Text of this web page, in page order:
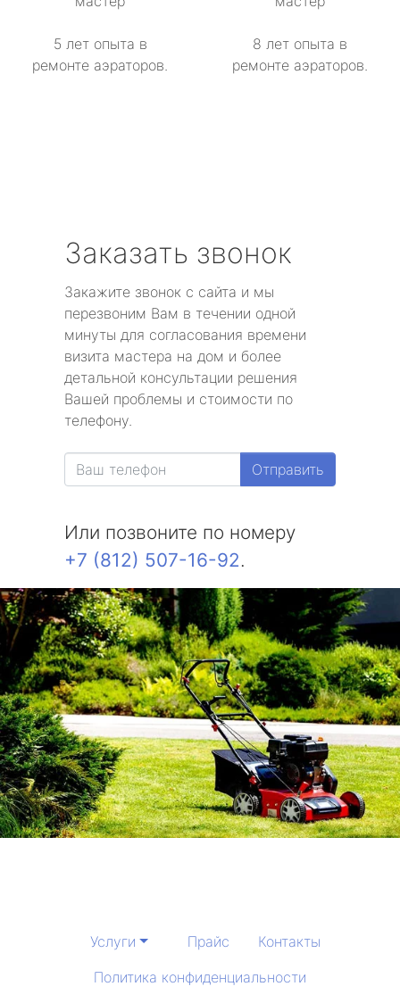
5 лет опыта в
ремонте аэраторов.
8 лет опыта в
ремонте аэраторов.
Заказать звонок
Закажите звонок с сайта и мы
перезвоним Вам в течении одной
минуты для согласования времени
визита мастера на дом и более
детальной консультации решения
Вашей проблемы и стоимости по
телефону.
Отправить
Или позвоните по номеру
+7 (812) 507-16-92.
Услуги Прайс
Контакты
Политика конфиденциальности